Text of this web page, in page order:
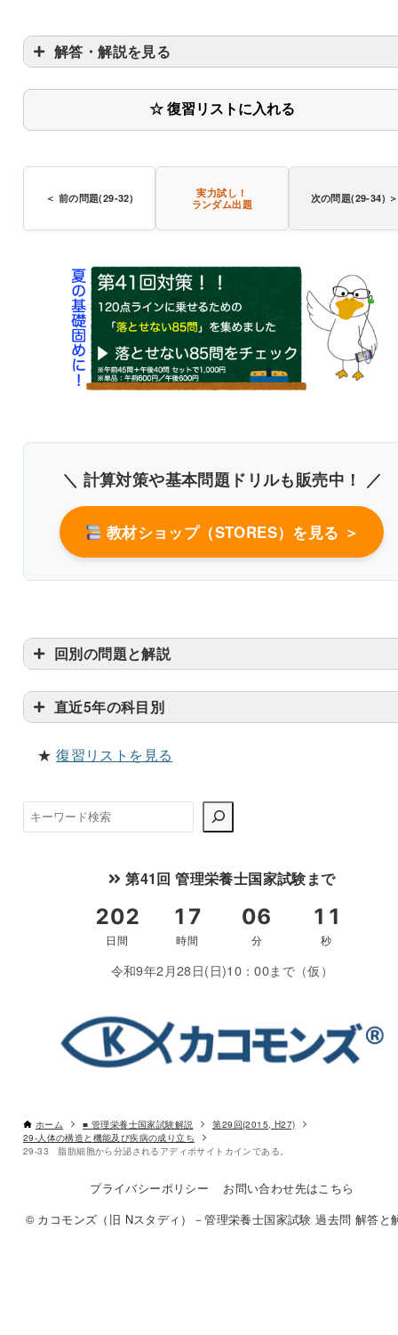
解答・解説を見る
人体の構造と機能及び疾病の成り立ち
☆ 復習リストに入れる
＜ 前の問題(29-32)
実力試し！
ランダム出題
次の問題(29-34) ＞
＼ 計算対策や基本問題ドリルも販売中！ ／
教材ショップ（STORES）を見る ＞
回別の問題と解説
直近5年の科目別
★復習リストを見る
検
索
第41回 管理栄養士国家試験まで
令和9年2月28日(日)10：00まで（仮）
ホーム ■ 管理栄養士国家試験解説
第29回(2015, H27)
29-人体の構造と機能及び疾病の成り立ち
29-33 脂肪細胞から分泌されるアディポサイトカインである。
プライバシーポリシー
お問い合わせ先はこちら
© カコモンズ（旧 Nスタディ）－管理栄養士国家試験 過去問 解答と